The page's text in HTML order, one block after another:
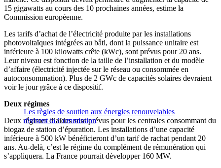
15 gigawatts au cours des 10 prochaines années, estime la
Commission européenne.
Les tarifs d’achat de l’électricité produite par les installations
photovoltaïques intégrées au bâti, dont la puissance unitaire est
inférieure à 100 kilowatts crête (kWc), sont prévus pour 20 ans.
Leur niveau est fonction de la taille de l’installation et du modèle
d’affaire (électricité injectée sur le réseau ou consommée en
autoconsommation). Plus de 2 GWc de capacités solaires devraient
voir le jour grâce à ce dispositif.
Les règles de soutien aux énergies renouvelables
divisent la Commission
Deux régimes
Deux régimes d’aides sont prévus pour les centrales consommant du
biogaz de station d’épuration. Les installations d’une capacité
inférieure à 500 kW bénéficieront d’un tarif de rachat pendant 20
ans. Au-delà, c’est le régime du complément de rémunération qui
s’appliquera. La France pourrait développer 160 MW.